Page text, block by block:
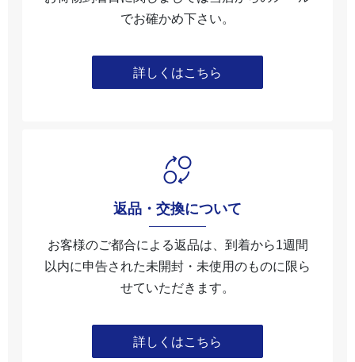
でお確かめ下さい。
詳しくはこちら
返品・交換について
お客様のご都合による返品は、到着から1週間
以内に申告された未開封・未使⽤のものに限ら
せていただきます。
詳しくはこちら